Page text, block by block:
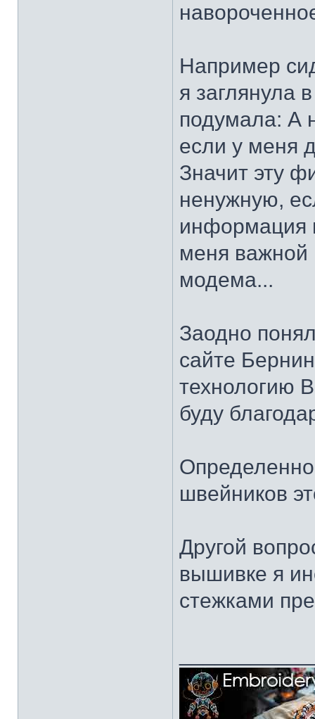
Например
я заглянула
подумала: А
если у меня
Значит эту
ненужную,
информация
меня важной
модема...
Заодно
сайте
технологию
буду
швейников
Другой
вышивке я
стежками